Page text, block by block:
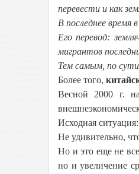
перевести и как
В последнее время
Его перевод:
мигрантов
Тем самым, по
Более того,
Весной 2000 г.
Исходная
Не удивительно,
Но и это еще не
но и увеличение